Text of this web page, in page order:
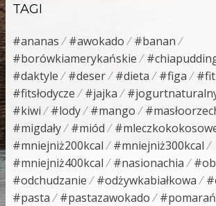
TAGI
#ananas #awokado
#banan
#borówkiamerykańskie
#daktyle
#deser #dieta #figa
#fitsłodycze
#jajka
#kiwi
#lody #mango
#migdały
#miód
#mniejniż200kcal
#mniejniż300kcal
#mniejniż400kcal
#nasionachia
#odchudzanie
#odżywkabiałkowa
#pasta
#pastazawokado